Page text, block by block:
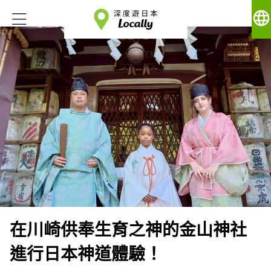
language
在川崎供奉生育之神的金山神社
進行日本神道體驗！